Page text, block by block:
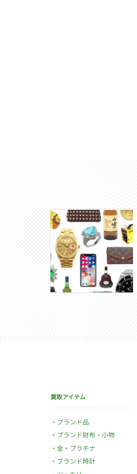
買取アイテム
ブランド品
ブランド財布・小物
金・プラチナ
ブランド時計